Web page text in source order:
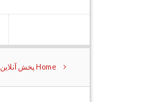
Home پخش آنلاین